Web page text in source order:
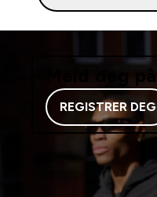
Meld deg
REGISTRER DEG